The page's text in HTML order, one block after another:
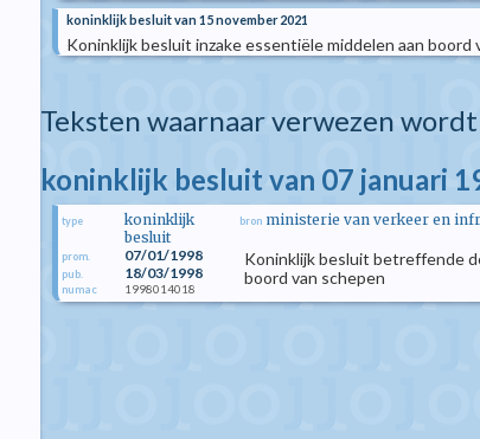
koninklijk besluit van 15 november 2021
Koninklijk besluit inzake essentiële middelen aan boord
Teksten waarnaar verwezen
koninklijk besluit van 07 januari
type
koninklijk
besluit
prom. 07/01/1998
pub. 18/03/1998
numac 1998014018
bron ministerie van verkeer en
Koninklijk besluit betreffende
boord van schepen